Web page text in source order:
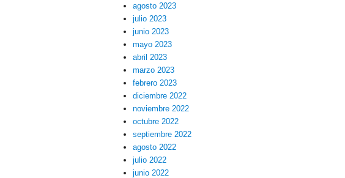
agosto 2023
julio 2023
junio 2023
mayo 2023
abril 2023
marzo 2023
febrero 2023
diciembre 2022
noviembre 2022
octubre 2022
septiembre 2022
agosto 2022
julio 2022
junio 2022